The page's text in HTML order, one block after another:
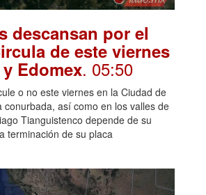
descansan por el
de este viernes
Edomex. 05:50
o no este viernes en la Ciudad de
conurbada, así como en los valles de
Tianguistenco depende de su
terminación de su placa